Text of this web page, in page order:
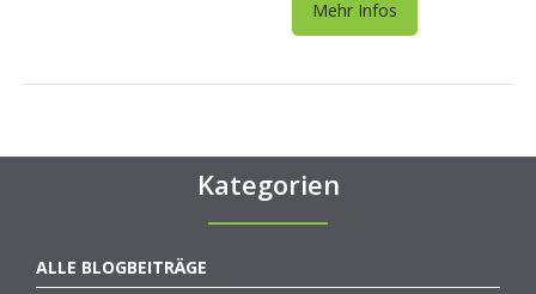
Mehr Infos
Kategorien
ALLE BLOGBEITRÄGE